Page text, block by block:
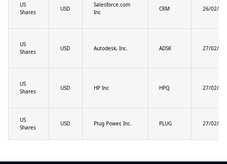
US
Shares
USD
Salesforce.com
Inc
CRM 26/02/
US
Shares
USD Autodesk, Inc. ADSK 27/02/
US
Shares
USD HP Inc HPQ 27/02/
US
Shares
USD Plug Power, Inc. PLUG 27/02/